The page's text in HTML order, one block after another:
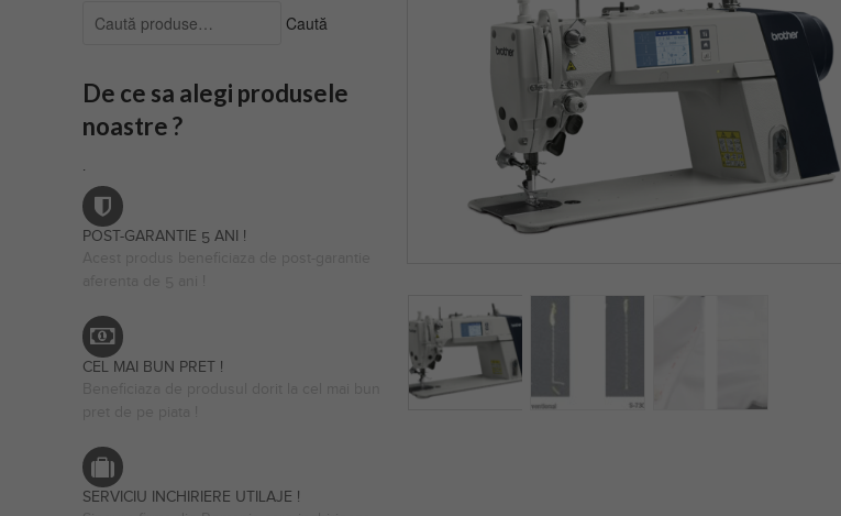
după:
Caută
De ce sa alegi produsele
noastre ?
.
POST-GARANTIE 5 ANI !
CEL MAI BUN PRET !
SERVICIU INCHIRIERE UTILAJE !